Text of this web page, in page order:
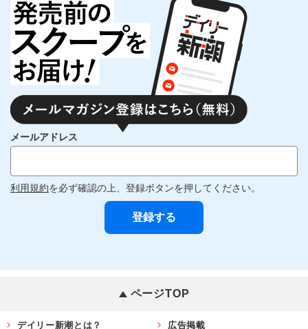
メールアドレス
利用規約を必ず確認の上、登録ボタンを押してください。
ページTOP
デイリー新潮とは？ 広告掲載